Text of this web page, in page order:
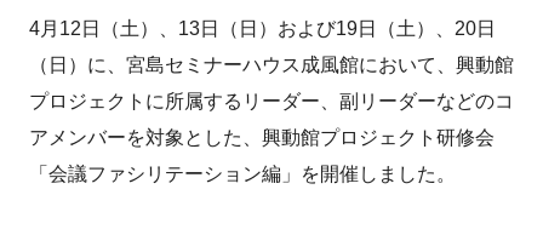
4月12日（土）、13日（日）および19日（土）、20日
（日）に、宮島セミナーハウス成風館において、興動館
プロジェクトに所属するリーダー、副リーダーなどのコ
アメンバーを対象とした、興動館プロジェクト研修会
「会議ファシリテーション編」を開催しました。